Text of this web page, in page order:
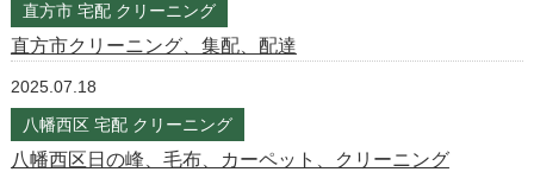
直方市 宅配 クリーニング
直方市クリーニング、集配、配達
2025.07.18
八幡西区 宅配 クリーニング
八幡西区日の峰、毛布、カーペット、クリーニング